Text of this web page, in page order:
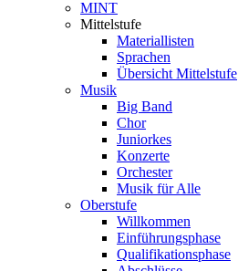
MINT
Mittelstufe
Materiallisten
Sprachen
Übersicht Mittelstufe
Musik
Big Band
Chor
Juniorkes
Konzerte
Orchester
Musik für Alle
Oberstufe
Willkommen
Einführungsphase
Qualifikationsphase